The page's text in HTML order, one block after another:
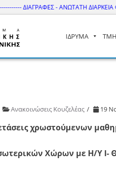
ΔΙΑΓΡΑΦΕΣ - ΑΝΩΤΑΤΗ ΔΙΑΡΚΕΙΑ
–
ΙΔΡΥΜΑ
Ανακοινώσεις Κουζελέας 19
χρωστούμενων
Χώρων με Η/Υ Ι-